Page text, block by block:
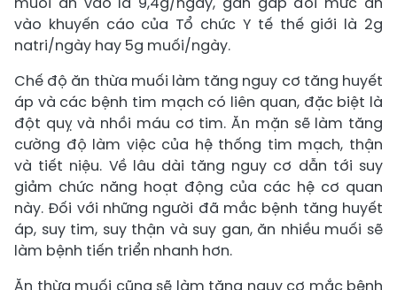
vào khuyến cáo của Tổ chức Y tế thế giới là 2g
natri/ngày hay 5g muối/ngày.
Chế độ ăn thừa muối làm tăng nguy cơ tăng huyết
áp và các bệnh tim mạch có liên quan, đặc biệt là
đột quỵ và nhồi máu cơ tim. Ăn mặn sẽ làm tăng
cường độ làm việc của hệ thống tim mạch, thận
và tiết niệu. Về lâu dài tăng nguy cơ dẫn tới suy
giảm chức năng hoạt động của các hệ cơ quan
này. Đối với những người đã mắc bệnh tăng huyết
áp, suy tim, suy thận và suy gan, ăn nhiều muối sẽ
làm bệnh tiến triển nhanh hơn.